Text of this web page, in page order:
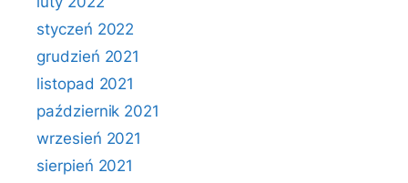
styczeń 2022
grudzień 2021
listopad 2021
październik 2021
wrzesień 2021
sierpień 2021